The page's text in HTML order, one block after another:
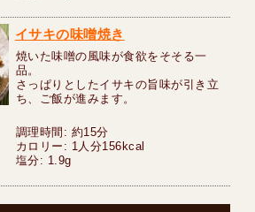
イサキの味噌焼き
焼いた味噌の風味が食欲をそそる一
品。
さっぱりとしたイサキの旨味が引き立
ち、ご飯が進みます。
調理時間: 約15分
カロリー: 1人分156kcal
塩分: 1.9g